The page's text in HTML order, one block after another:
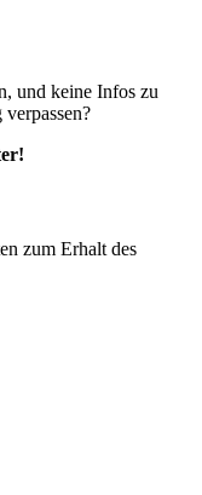
und keine Infos zu
zum Erhalt des